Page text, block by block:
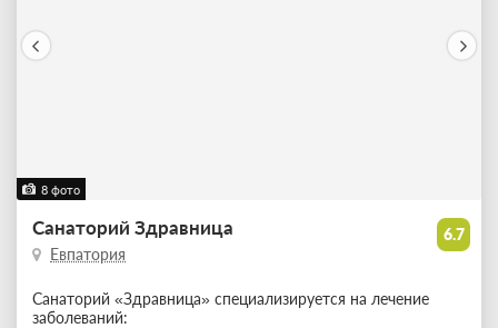
8 фото
6.7
Санаторий Здравница
Евпатория
Санаторий «Здравница» специализируется на лечение
заболеваний: